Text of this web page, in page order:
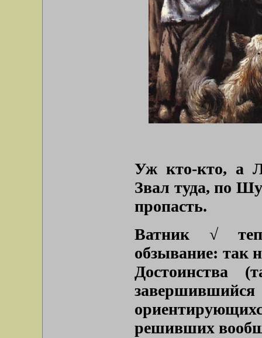
Уж кто-кто, а
Звал туда, по
пропасть.
Ватник √
обзывание: так
Достоинства
решивших